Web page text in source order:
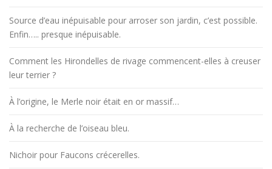
i
c
l
e
Source d’eau inépuisable pour arroser son jardin, c’est possible.
Enfin….. presque inépuisable.
Comment les Hirondelles de rivage commencent-elles à creuser
leur terrier ?
À l’origine, le Merle noir était en or massif…
À la recherche de l’oiseau bleu.
Nichoir pour Faucons crécerelles.